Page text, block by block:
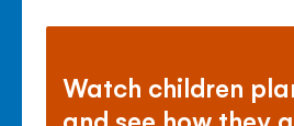
Watch children
and see how they